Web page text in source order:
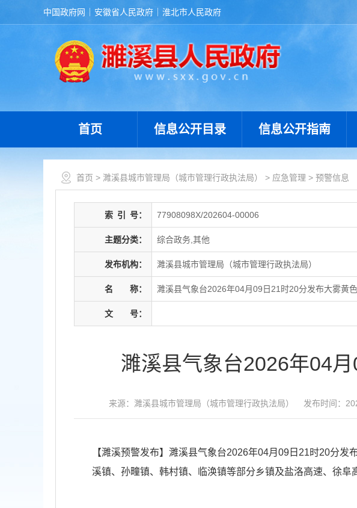
中国政府网 安徽省人民政府 淮北市人民政府
首页 信息公开目录 信息公开指南
首页 > 濉溪县城市管理局（城市管理行政执法局） > 应急管理 > 预警信息
索 引 号： 77908098X/202604-00006
主题分类： 综合政务,其他
发布机构： 濉溪县城市管理局（城市管理行政执法局）
名 称： 濉溪县气象台2026年04月09日21时20分发布大雾黄
文 号：
濉溪县气象台2026年04
来源：濉溪县城市管理局（城市管理行政执法局） 发布时间：
【濉溪预警发布】濉溪县气象台2026年04月09日21时20分
溪镇、孙疃镇、韩村镇、临涣镇等部分乡镇及盐洛高速、徐